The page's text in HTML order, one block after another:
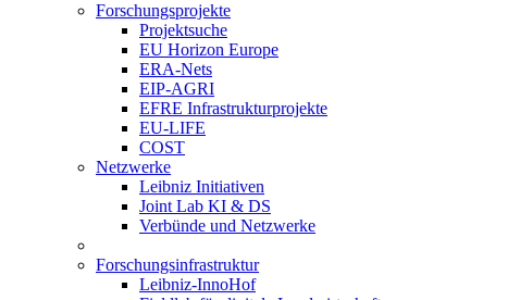
Forschungsprojekte
Projektsuche
EU Horizon Europe
ERA-Nets
EIP-AGRI
EFRE Infrastrukturprojekte
EU-LIFE
COST
Netzwerke
Leibniz Initiativen
Joint Lab KI & DS
Verbünde und Netzwerke
Forschungsinfrastruktur
Leibniz-InnoHof